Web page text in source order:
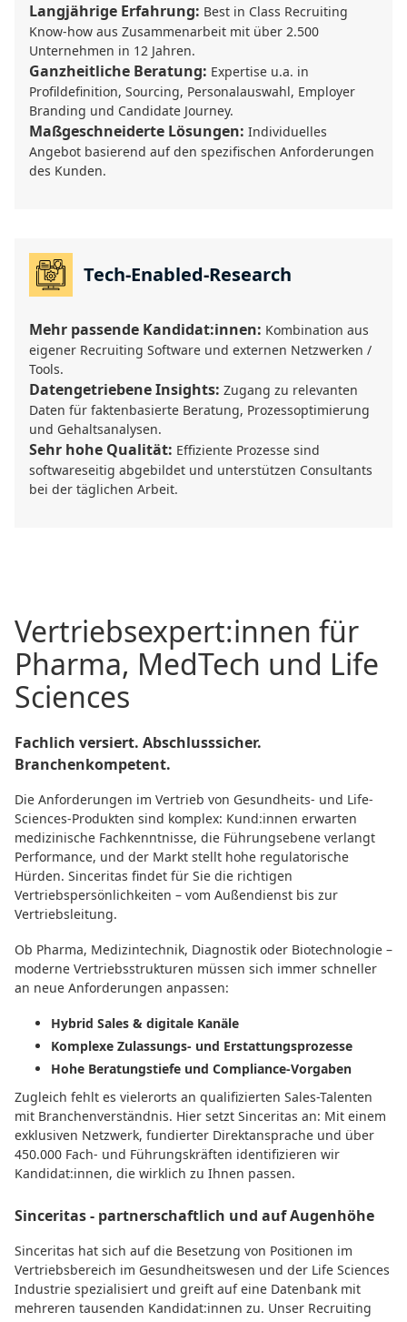
Langjährige Erfahrung: Best in Class Recruiting
Know-how aus Zusammenarbeit mit über 2.500
Unternehmen in 12 Jahren.
Ganzheitliche Beratung: Expertise u.a. in
Profildefinition, Sourcing, Personalauswahl, Employer
Branding und Candidate Journey.
Maßgeschneiderte Lösungen: Individuelles
Angebot basierend auf den spezifischen Anforderungen
des Kunden.
Tech-Enabled-Research
Mehr passende Kandidat:innen: Kombination aus
eigener Recruiting Software und externen Netzwerken /
Tools.
Datengetriebene Insights: Zugang zu relevanten
Daten für faktenbasierte Beratung, Prozessoptimierung
und Gehaltsanalysen.
Sehr hohe Qualität: Effiziente Prozesse sind
softwareseitig abgebildet und unterstützen Consultants
bei der täglichen Arbeit.
Vertriebsexpert:innen für
Pharma, MedTech und Life
Sciences
Fachlich versiert. Abschlusssicher.
Branchenkompetent.
Die Anforderungen im Vertrieb von Gesundheits- und Life-
Sciences-Produkten sind komplex: Kund:innen erwarten
medizinische Fachkenntnisse, die Führungsebene verlangt
Performance, und der Markt stellt hohe regulatorische
Hürden. Sinceritas findet für Sie die richtigen
Vertriebspersönlichkeiten – vom Außendienst bis zur
Vertriebsleitung.
Ob Pharma, Medizintechnik, Diagnostik oder Biotechnologie –
moderne Vertriebsstrukturen müssen sich immer schneller
an neue Anforderungen anpassen:
Hybrid Sales & digitale Kanäle
Komplexe Zulassungs- und Erstattungsprozesse
Hohe Beratungstiefe und Compliance-Vorgaben
Zugleich fehlt es vielerorts an qualifizierten Sales-Talenten
mit Branchenverständnis. Hier setzt Sinceritas an: Mit einem
exklusiven Netzwerk, fundierter Direktansprache und über
450.000 Fach- und Führungskräften identifizieren wir
Kandidat:innen, die wirklich zu Ihnen passen.
Sinceritas - partnerschaftlich und auf Augenhöhe
Sinceritas hat sich auf die Besetzung von Positionen im
Vertriebsbereich im Gesundheitswesen und der Life Sciences
Industrie spezialisiert und greift auf eine Datenbank mit
mehreren tausenden Kandidat:innen zu. Unser Recruiting